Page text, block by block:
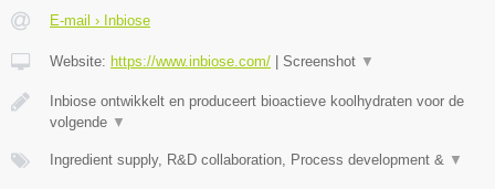
E-mail › Inbiose
Website: https://www.inbiose.com/ Screenshot ▼
Inbiose ontwikkelt en produceert bioactieve koolhydraten voor de
volgende ▼
Ingredient supply, R&D collaboration, Process development & ▼